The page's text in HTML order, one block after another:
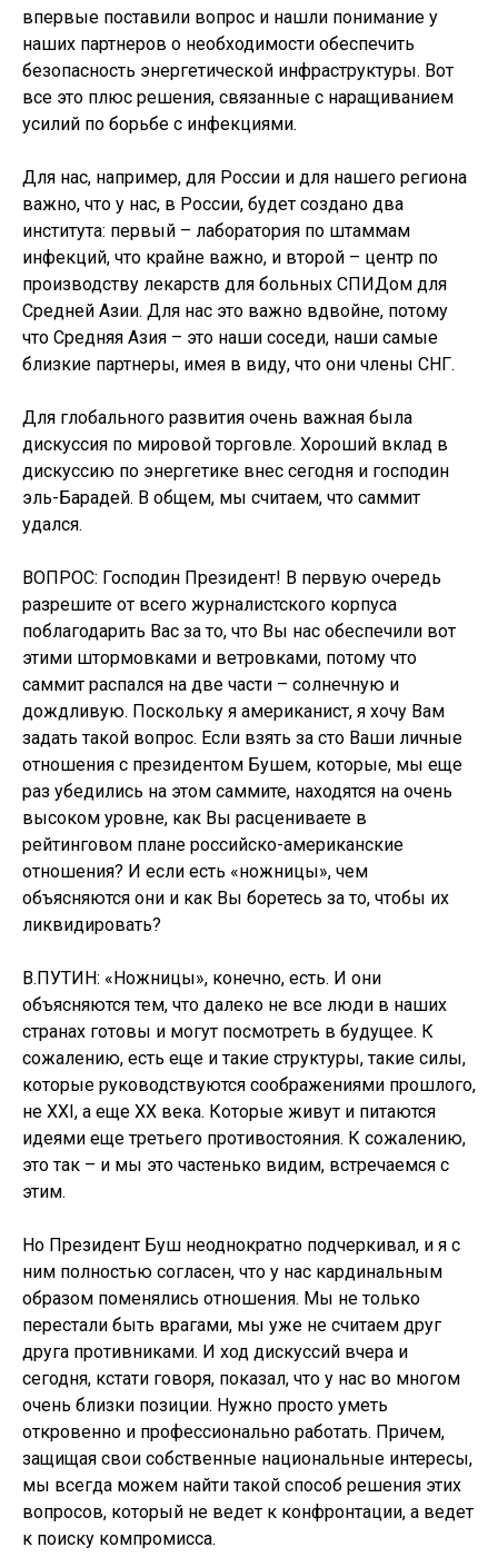
впервые поставили вопрос и нашли понимание у
наших партнеров о необходимости обеспечить
безопасность энергетической инфраструктуры. Вот
все это плюс решения, связанные с наращиванием
усилий по борьбе с инфекциями.
Для нас, например, для России и для нашего региона
важно, что у нас, в России, будет создано два
института: первый – лаборатория по штаммам
инфекций, что крайне важно, и второй – центр по
производству лекарств для больных СПИДом для
Средней Азии. Для нас это важно вдвойне, потому
что Средняя Азия – это наши соседи, наши самые
близкие партнеры, имея в виду, что они члены СНГ.
Для глобального развития очень важная была
дискуссия по мировой торговле. Хороший вклад в
дискуссию по энергетике внес сегодня и господин
эль-Барадей. В общем, мы считаем, что саммит
удался.
ВОПРОС: Господин Президент! В первую очередь
разрешите от всего журналистского корпуса
поблагодарить Вас за то, что Вы нас обеспечили вот
этими штормовками и ветровками, потому что
саммит распался на две части – солнечную и
дождливую. Поскольку я американист, я хочу Вам
задать такой вопрос. Если взять за сто Ваши личные
отношения с президентом Бушем, которые, мы еще
раз убедились на этом саммите, находятся на очень
высоком уровне, как Вы расцениваете в
рейтинговом плане российско-американские
отношения? И если есть «ножницы», чем
объясняются они и как Вы боретесь за то, чтобы их
ликвидировать?
В.ПУТИН: «Ножницы», конечно, есть. И они
объясняются тем, что далеко не все люди в наших
странах готовы и могут посмотреть в будущее. К
сожалению, есть еще и такие структуры, такие силы,
которые руководствуются соображениями прошлого,
не XXI, а еще XX века. Которые живут и питаются
идеями еще третьего противостояния. К сожалению,
это так – и мы это частенько видим, встречаемся с
этим.
Но Президент Буш неоднократно подчеркивал, и я с
ним полностью согласен, что у нас кардинальным
образом поменялись отношения. Мы не только
перестали быть врагами, мы уже не считаем друг
друга противниками. И ход дискуссий вчера и
сегодня, кстати говоря, показал, что у нас во многом
очень близки позиции. Нужно просто уметь
откровенно и профессионально работать. Причем,
защищая свои собственные национальные интересы,
мы всегда можем найти такой способ решения этих
вопросов, который не ведет к конфронтации, а ведет
к поиску компромисса.